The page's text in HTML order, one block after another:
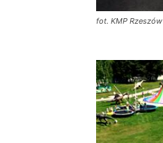
fot. KMP Rzeszów